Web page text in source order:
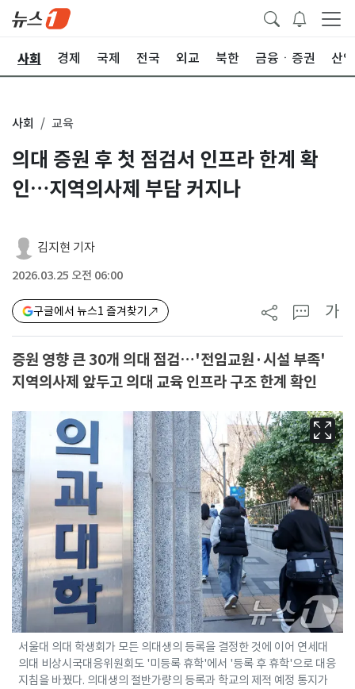
사회 경제 국제 전국 외교 북한 금융ㆍ증권 산업
사회 교육
의대 증원 후 첫 점검서 인프라 한계 확
인…지역의사제 부담 커지나
김지현 기자
2026.03.25 오전 06:00
구글에서 뉴스1 즐겨찾기 가
증원 영향 큰 30개 의대 점검…'전임교원·시설 부족'
지역의사제 앞두고 의대 교육 인프라 구조 한계 확인
서울대 의대 학생회가 모든 의대생의 등록을 결정한 것에 이어 연세대
의대 비상시국대응위원회도 '미등록 휴학'에서 '등록 후 휴학'으로 대응
지침을 바꿨다. 의대생의 절반가량의 등록과 학교의 제적 예정 통지가